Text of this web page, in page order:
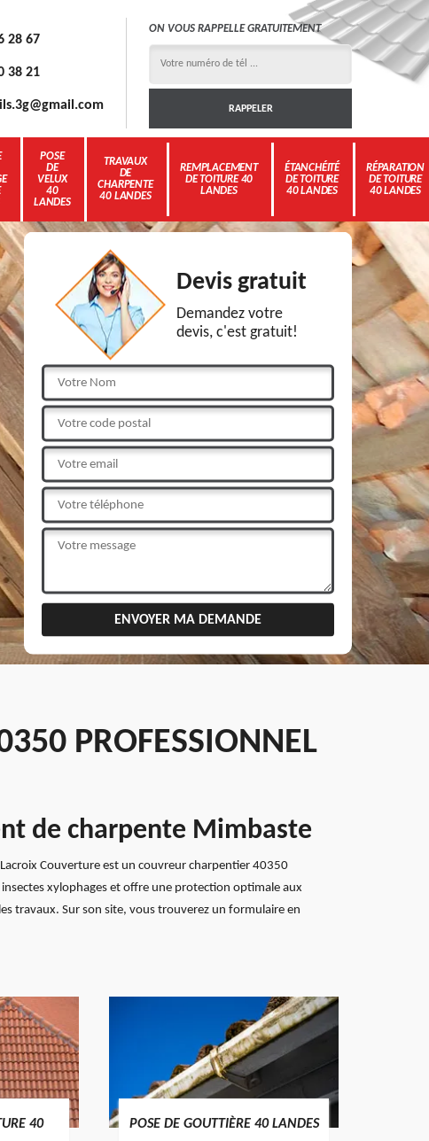
28 67
38 21
ON VOUS RAPPELLE GRATUITEMENT
POSE
DE
VELUX
40
LANDES
TRAVAUX
DE
CHARPENTE
40 LANDES
REMPLACEMENT
DE TOITURE 40
LANDES
ÉTANCHÉITÉ
DE TOITURE
40 LANDES
RÉPARATION
DE TOITURE
40 LANDES
Devis gratuit
Demandez votre
devis, c'est gratuit!
PROFESSIONNEL
de charpente Mimbaste
Couverture est un couvreur charpentier 40350
xylophages et offre une protection optimale aux
travaux. Sur son site, vous trouverez un formulaire en
40 POSE DE GOUTTIÈRE 40 LANDES